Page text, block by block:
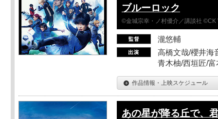
ブルーロック
©金城宗幸・ノ村優介／講談社 ©CK
瀧悠輔
高橋文哉/櫻井海
青木柚/西垣匠/
作品情報・上映スケジュール
あの星が降る丘で、